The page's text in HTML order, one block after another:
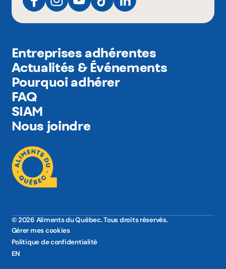
Entreprises adhérentes
Actualités & Événements
Pourquoi adhérer
FAQ
SIAM
Nous joindre
© 2026 Aliments du Québec. Tous droits réservés.
Gérer mes cookies
Politique de confidentialité
EN